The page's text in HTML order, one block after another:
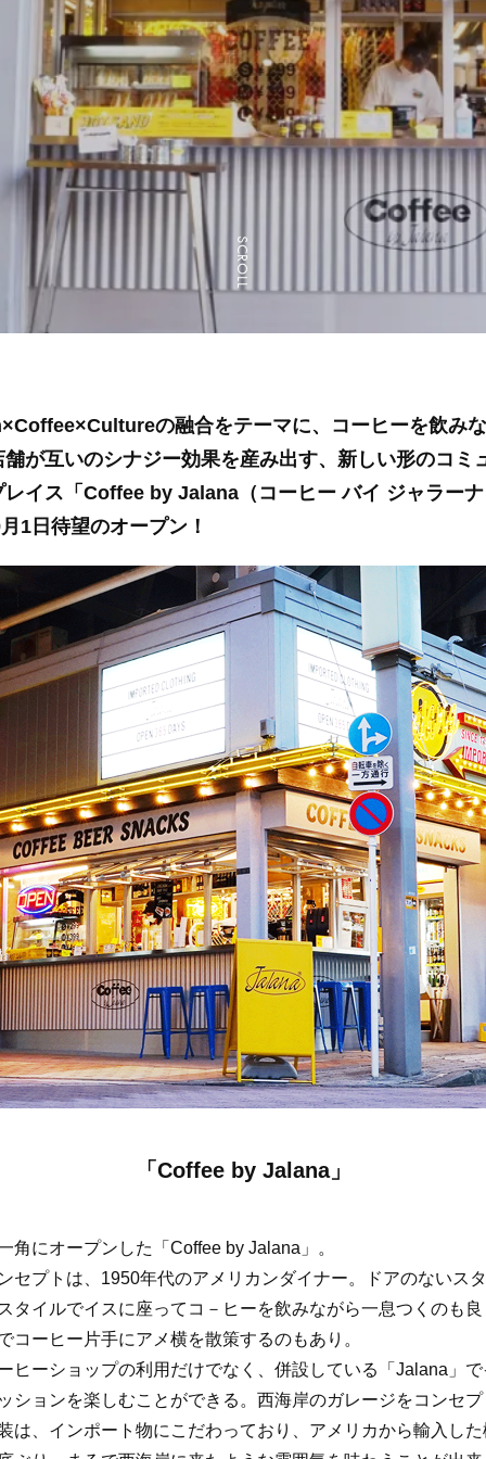
SCROLL
の融合をテーマに、コーヒーを飲み
舗が互いのシナジー効果を産み出す、新しい形のコミ
レイス「Coffee by Jalana（コーヒー バイ ジャラー
1日待望のオープン！
「Coffee by Jalana」
角にオープンした「Coffee by Jalana」。
セプトは、1950年代のアメリカンダイナー。ドアのないス
タイルでイスに座ってコ－ヒーを飲みながら一息つくのも
コーヒー片手にアメ横を散策するのもあり。
ヒーショップの利用だけでなく、併設している「Jalana」
ションを楽しむことができる。西海岸のガレージをコンセ
は、インポート物にこだわっており、アメリカから輸入し